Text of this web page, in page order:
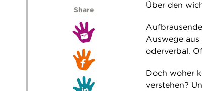
Über den
Auswege
oderverbal.
Doch woher
verstehen?
Share